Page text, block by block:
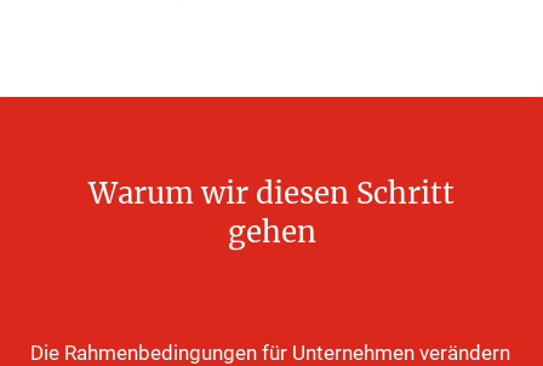
Warumwir diesen Schritt
gehen
Die Rahmenbedingungen für Unternehmen verändern